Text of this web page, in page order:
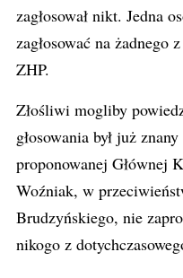
zagłosował nikt. Jedna
zagłosować na żadnego
ZHP.
Złośliwi mogliby
głosowania był już
proponowanej Głównej
Woźniak, w
Brudzyńskiego, nie
nikogo z